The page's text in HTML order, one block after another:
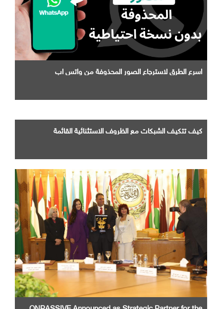
اسرع الطرق لاسترجاع الصور المحذوفة من واتس اب
كيف تتكيف الشبكات مع الظروف الاستثنائية القائمة